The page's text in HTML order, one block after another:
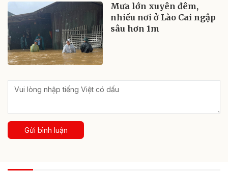
Mưa lớn xuyên đêm,
nhiều nơi ở Lào Cai ngập
sâu hơn 1m
Gửi bình luận